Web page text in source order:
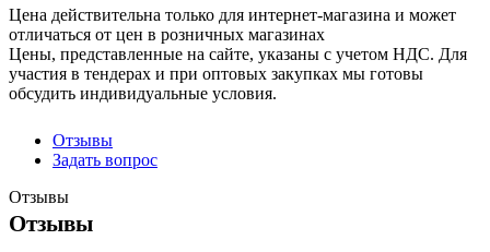
Цена действительна только для интернет-магазина и может
отличаться от цен в розничных магазинах
Цены, представленные на сайте, указаны с учетом НДС. Для
участия в тендерах и при оптовых закупках мы готовы
обсудить индивидуальные условия.
Отзывы
Задать вопрос
Отзывы
Отзывы